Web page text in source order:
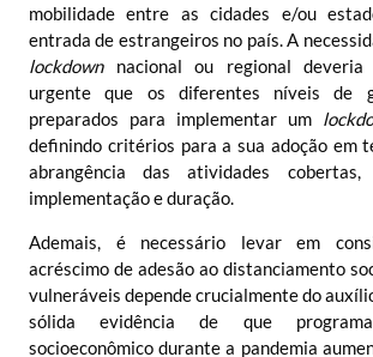
mobilidade entre as cidades e/ou
entrada de estrangeiros no país. A
lockdown nacional ou regional
urgente que os diferentes níveis de
preparados para implementar um
definindo critérios para a sua adoção em
abrangência das atividades cobertas,
implementação e duração.
Ademais, é necessário levar em
acréscimo de adesão ao distanciamento
vulneráveis depende crucialmente do
sólida evidência de que
socioeconômico durante a pandemia